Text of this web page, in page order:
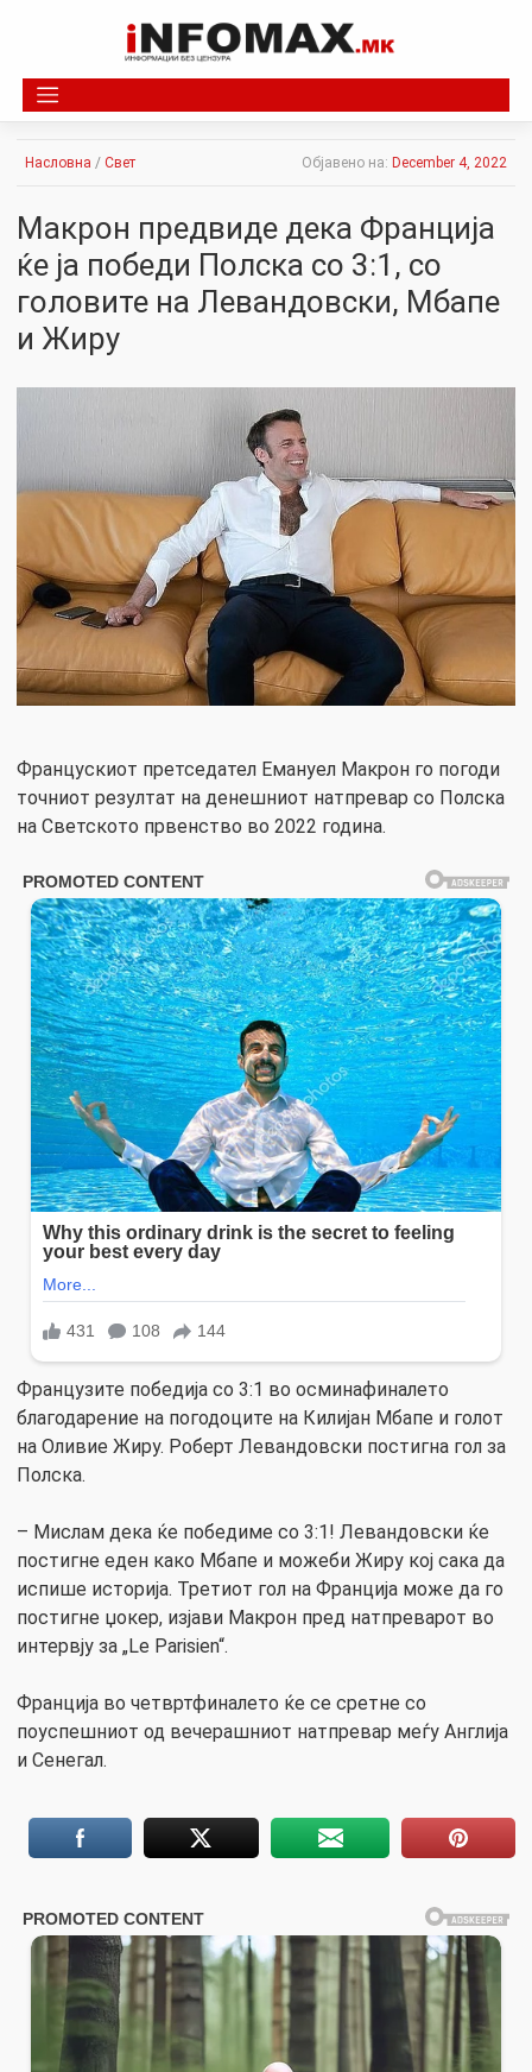
Насловна / Свет Објавено на: December 4, 2022
Макрон предвиде дека Франција
ќе ја победи Полска со 3:1, со
головите на Левандовски, Мбапе
и Жиру
Францускиот претседател Емануел Макрон го погоди
точниот резултат на денешниот натпревар со Полска
на Светското првенство во 2022 година.
Французите победија со 3:1 во осминафиналето
благодарение на погодоците на Килијан Мбапе и голот
на Оливие Жиру. Роберт Левандовски постигна гол за
Полска.
– Мислам дека ќе победиме со 3:1! Левандовски ќе
постигне еден како Мбапе и можеби Жиру кој сака да
испише историја. Третиот гол на Франција може да го
постигне џокер, изјави Макрон пред натпреварот во
интервју за „Le Parisien“.
Франција во четвртфиналето ќе се сретне со
поуспешниот од вечерашниот натпревар меѓу Англија
и Сенегал.